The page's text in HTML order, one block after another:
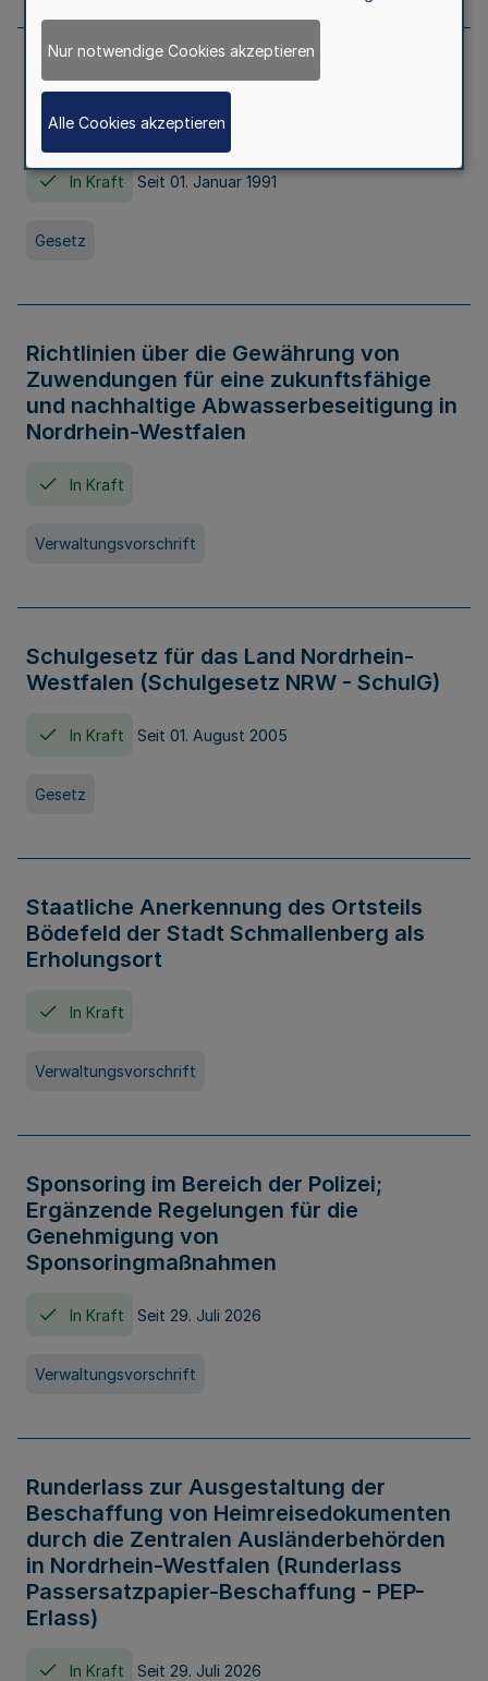
Erstes Gesetz zur Ausführung des
Kinder- und Jugendhilfegesetzes - AG -
KJHG -
In Kraft Seit 01. Januar 1991
Gesetz
Richtlinien über die Gewährung von
Zuwendungen für eine zukunftsfähige
und nachhaltige Abwasserbeseitigung in
Nordrhein-Westfalen
In Kraft
Verwaltungsvorschrift
Schulgesetz für das Land Nordrhein-
Westfalen (Schulgesetz NRW - SchulG)
In Kraft Seit 01. August 2005
Gesetz
Staatliche Anerkennung des Ortsteils
Bödefeld der Stadt Schmallenberg als
Erholungsort
In Kraft
Verwaltungsvorschrift
Sponsoring im Bereich der Polizei;
Ergänzende Regelungen für die
Genehmigung von
Sponsoringmaßnahmen
In Kraft Seit 29. Juli 2026
Verwaltungsvorschrift
Runderlass zur Ausgestaltung der
Beschaffung von Heimreisedokumenten
durch die Zentralen Ausländerbehörden
in Nordrhein-Westfalen (Runderlass
Passersatzpapier-Beschaffung - PEP-
Erlass)
In Kraft Seit 29. Juli 2026
Nur notwendige Cookies akzeptieren
Alle Cookies akzeptieren